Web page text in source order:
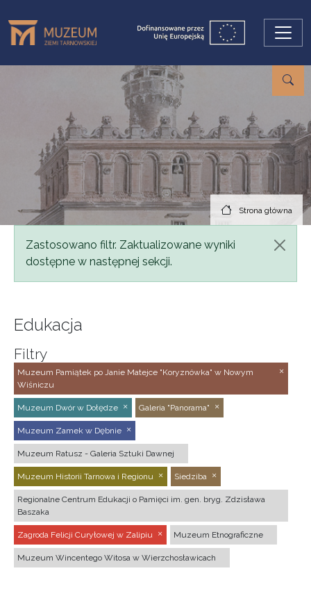
Strona główna
Komunikat
Zastosowano filtr. Zaktualizowane wyniki
dostępne w następnej sekcji.
Edukacja
Filtry
Muzeum Pamiątek po Janie Matejce "Koryznówka" w Nowym
Wiśniczu
Muzeum Dwór w Dołędze Galeria "Panorama"
Muzeum Zamek w Dębnie
Muzeum Ratusz - Galeria Sztuki Dawnej
Muzeum Historii Tarnowa i Regionu Siedziba
Regionalne Centrum Edukacji o Pamięci im. gen. bryg. Zdzisława
Baszaka
Zagroda Felicji Curyłowej w Zalipiu Muzeum Etnograficzne
Muzeum Wincentego Witosa w Wierzchosławicach